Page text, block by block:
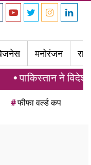
मनोरंजन
ने विदेशी मीडिया पर
#फीफा वर्ल्ड कप